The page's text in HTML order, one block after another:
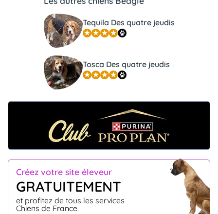
Créez votre site éleveur
GRATUITEMENT
et profitez de tous les services
Chiens de France.
Tequila Des quatre jeudis
Tosca Des quatre jeudis